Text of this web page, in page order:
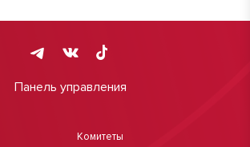
Панель управления
Комитеты